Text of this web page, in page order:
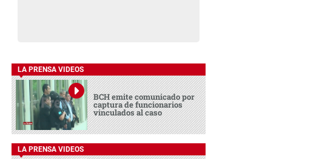
LA PRENSA VIDEOS
BCH emite comunicado por
captura de funcionarios
vinculados al caso
LA PRENSA VIDEOS